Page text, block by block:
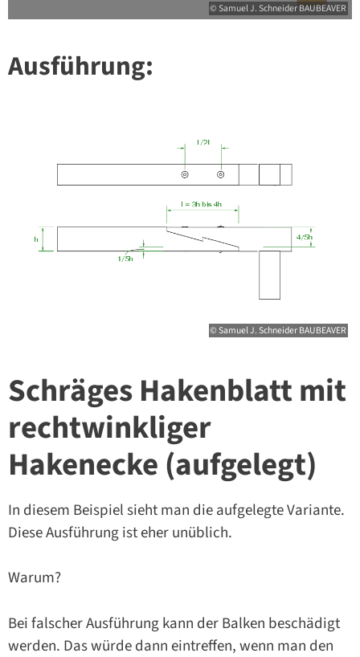
© Samuel J. Schneider BAUBEAVER
Ausführung:
© Samuel J. Schneider BAUBEAVER
Schräges Hakenblatt mit
rechtwinkliger
Hakenecke (aufgelegt)
In diesem Beispiel sieht man die aufgelegte Variante.
Diese Ausführung ist eher unüblich.
Warum?
Bei falscher Ausführung kann der Balken beschädigt
werden. Das würde dann eintreffen, wenn man den